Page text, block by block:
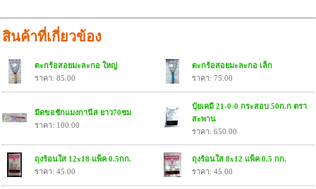
สินค้าที่เกี่ยวข้อง
ตะกร้อสอยมะละกอ ใหญ่
ราคา: 85.00
ตะกร้อสอยมะละกอ เล็ก
ราคา: 75.00
มีดขอชักแมงกานีส ยาว70ซม
ราคา: 100.00
ปุ๋ยเคมี 21-0-0 กระสอบ 50ก.ก ตรา
สะพาน
ราคา: 650.00
ถุงร้อนใส 12x18 แพ็ค 0.5กก.
ราคา: 45.00
ถุงร้อนใส 8x12 แพ็ค 0.5 กก.
ราคา: 45.00